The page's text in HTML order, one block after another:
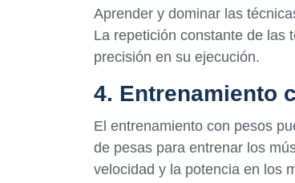
Aprender y dominar las
La repetición constante de las
precisión en su ejecución.
4. Entrenamiento
El entrenamiento con pesos
de pesas para entrenar los
velocidad y la potencia en los